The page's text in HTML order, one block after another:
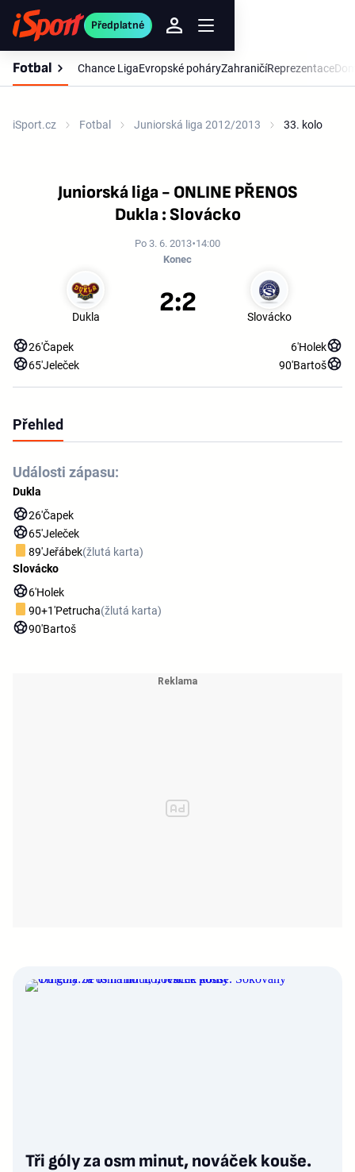
Předplatné
Fotbal Chance LigaEvropské poháryZahraničíReprezentace
iSport.cz Fotbal Juniorská liga 2012/2013 33. kolo
Juniorská liga - ONLINE PŘENOS
Dukla : Slovácko
Po 3. 6. 2013 14:00
Konec
Dukla Slovácko
2:2
26'Čapek
65'Jeleček
6'Holek
90'Bartoš
Přehled
Události zápasu:
Dukla
26'Čapek
65'Jeleček
89'Jeřábek(žlutá karta)
Slovácko
6'Holek
90+1'Petrucha(žlutá karta)
90'Bartoš
Tři góly za osm minut, nováček kouše.